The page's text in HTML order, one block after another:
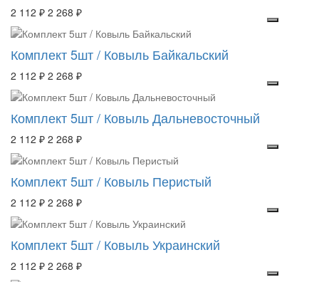
2 112 ₽ 2 268 ₽
Комплект 5шт / Ковыль Байкальский
2 112 ₽ 2 268 ₽
Комплект 5шт / Ковыль Дальневосточный
2 112 ₽ 2 268 ₽
Комплект 5шт / Ковыль Перистый
2 112 ₽ 2 268 ₽
Комплект 5шт / Ковыль Украинский
2 112 ₽ 2 268 ₽